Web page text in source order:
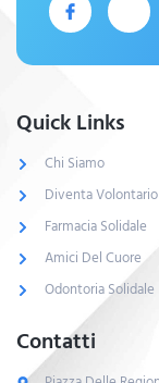
Quick Links
Chi Siamo
Diventa Volontario
Farmacia Solidale
Amici Del Cuore
Odontoria Solidale
Contatti